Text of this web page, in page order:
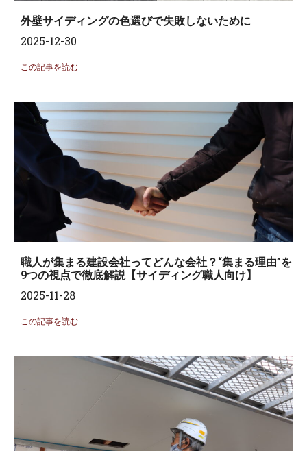
外壁サイディングの色選びで失敗しないために
2025-12-30
この記事を読む
職人が集まる建設会社ってどんな会社？“集まる理由”を
9つの視点で徹底解説【サイディング職人向け】
2025-11-28
この記事を読む